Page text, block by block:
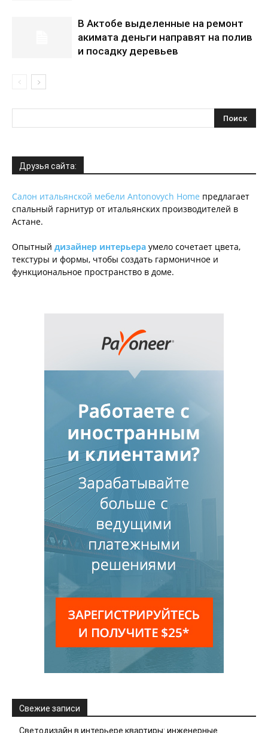
В Актобе выделенные на ремонт
акимата деньги направят на полив
и посадку деревьев
Друзья сайта:
Салон итальянской мебели Antonovych Home предлагает
спальный гарнитур от итальянских производителей в
Астане.
Опытный дизайнер интерьера умело сочетает цвета,
текстуры и формы, чтобы создать гармоничное и
функциональное пространство в доме.
Свежие записи
Светодизайн в интерьере квартиры: инженерные